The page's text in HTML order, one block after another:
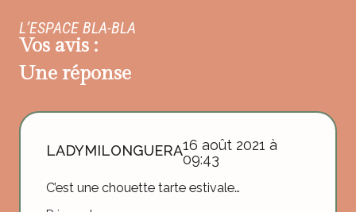
L’ESPACE BLA-BLA
Vos avis :
Une réponse
LADYMILONGUERA16 août 2021 à
09:43
C’est une chouette tarte estivale…